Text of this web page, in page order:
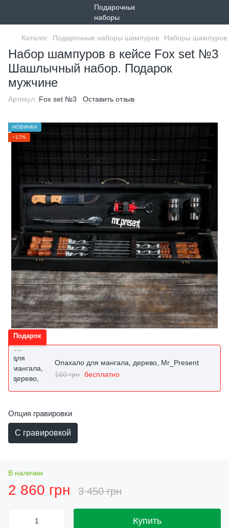
Каталог Подарочные наборы шампуров Наборы шампуров
Набор шампуров в кейсе Fox set №3
Шашлычный набор. Подарок
мужчине
Артикул: Fox set №3 Оставить отзыв
НОВИНКА
−17%
Подарок
Опахало для мангала, дерево, Mr_Present
160 грн бесплатно
Опция гравировки
С гравировкой
В наличии
2 860 грн 3 450 грн
Купить